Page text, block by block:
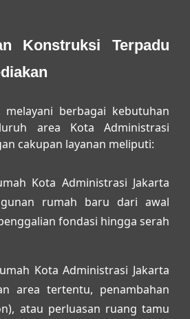
Konstruksi Terpadu
berbagai kebutuhan
area Kota Administrasi
cakupan layanan meliputi:
Kota Administrasi Jakarta
rumah baru dari awal
fondasi hingga serah
Kota Administrasi Jakarta
area tertentu, penambahan
atau perluasan ruang tamu